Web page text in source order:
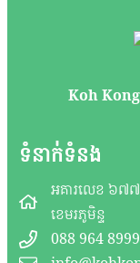
Koh
ទំនាក់ទំនង
អគារលេខ ៦៧៧
ខេមរភូមិន្ទ
088 964 8999